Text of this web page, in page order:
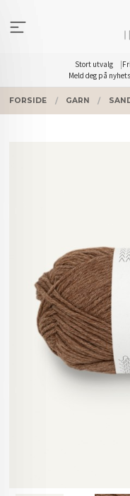
innholdet
Stort utvalg
Meld deg på
FORSIDE GARN